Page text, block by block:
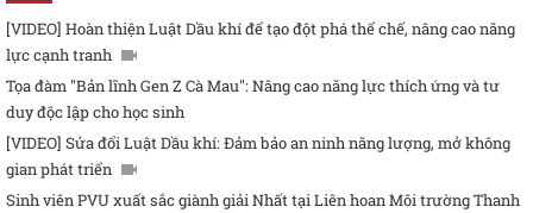
[VIDEO] Hoàn thiện Luật Dầu khí để tạo đột phá thể chế, nâng cao năng
lực cạnh tranh
Tọa đàm "Bản lĩnh Gen Z Cà Mau": Nâng cao năng lực thích ứng và tư
duy độc lập cho học sinh
[VIDEO] Sửa đổi Luật Dầu khí: Đảm bảo an ninh năng lượng, mở không
gian phát triển
Sinh viên PVU xuất sắc giành giải Nhất tại Liên hoan Môi trường Thanh